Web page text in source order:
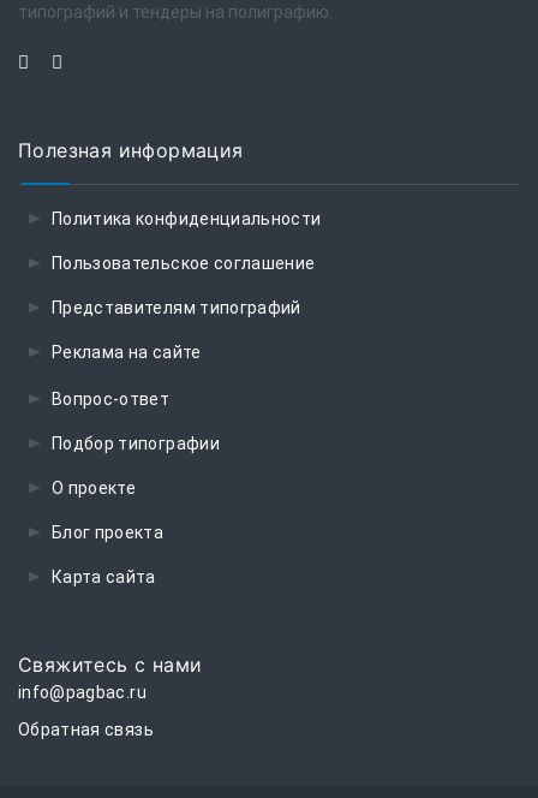
типографий и тендеры на полиграфию.
Полезная информация
Политика конфиденциальности
Пользовательское соглашение
Представителям типографий
Реклама на сайте
Вопрос-ответ
Подбор типографии
О проекте
Блог проекта
Карта сайта
Свяжитесь с нами
info@pagbac.ru
Обратная связь